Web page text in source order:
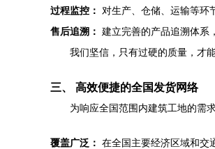
过程监控：
对生产、仓储、运输等环
售后追溯： 建立完善的产品追溯体系
我们坚信，只有过硬的质量，才
三、 高效便捷的全国发货网络
为响应全国范围内建筑工地的需
覆盖广泛： 在全国主要经济区域和交